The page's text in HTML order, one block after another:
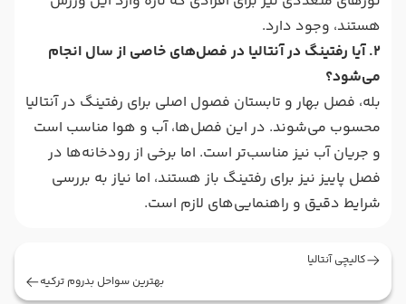
هستند، وجود دارد.
2. آیا رفتینگ در آنتالیا در فصل‌های خاصی از سال انجام
می‌شود؟
بله، فصل بهار و تابستان فصول اصلی برای رفتینگ در آنتالیا
محسوب می‌شوند. در این فصل‌ها، آب و هوا مناسب است
و جریان آب نیز مناسب‌تر است. اما برخی از رودخانه‌ها در
فصل پاییز نیز برای رفتینگ باز هستند، اما نیاز به بررسی
شرایط دقیق و راهنمایی‌های لازم است.
کالیچی آنتالیا
بهترین سواحل بدروم ترکیه